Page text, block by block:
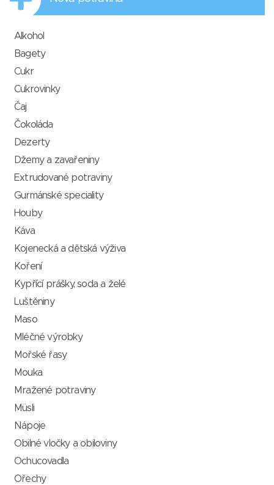
Alkohol
Bagety
Cukr
Cukrovinky
Čaj
Čokoláda
Dezerty
Džemy a zavařeniny
Extrudované potraviny
Gurmánské speciality
Houby
Káva
Kojenecká a dětská výživa
Koření
Kypřící prášky, soda a želé
Luštěniny
Maso
Mléčné výrobky
Mořské řasy
Mouka
Mražené potraviny
Müsli
Nápoje
Obilné vločky a obiloviny
Ochucovadla
Ořechy